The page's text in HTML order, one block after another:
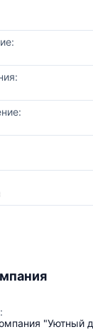
"Уютный